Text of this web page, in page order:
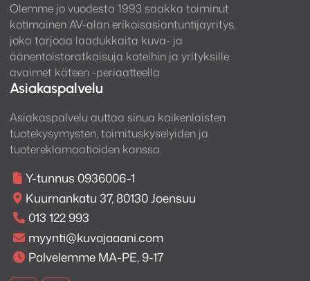
Olemme jo vuodesta 1993 saakka toiminut
kotimainen AV-alan erikoisasiantuntijayritys,
joka tarjoaa laadukkaita kuva- ja
äänentoistoratkaisuja koteihin ja yrityksille
avaimet käteen -periaatteella
Asiakaspalvelu
Asiakaspalvelu auttaa sinua kaikenlaisten
tuotekysymysten, toimituskyselyiden ja
tuotereklamaatioiden kanssa.
Y-tunnus 0936006-1
Kuurnankatu 37, 80130 Joensuu
013 122 993
myynti@kuvajaaani.com
Palvelemme MA-PE, 9-17